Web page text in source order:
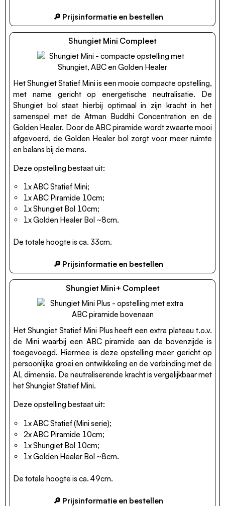
🔎 Prijsinformatie en bestellen
Shungiet Mini Compleet
Het Shungiet Statief Mini is een mooie compacte opstelling,
met name gericht op energetische neutralisatie. De
Shungiet bol staat hierbij optimaal in zijn kracht in het
samenspel met de Atman Buddhi Concentration en de
Golden Healer. Door de ABC piramide wordt zwaarte mooi
afgevoerd, de Golden Healer bol zorgt voor meer ruimte
en balans bij de mens.
Deze opstelling bestaat uit:
1x ABC Statief Mini;
1x ABC Piramide 10cm;
1x Shungiet Bol 10cm;
1x Golden Healer Bol ~8cm.
De totale hoogte is ca. 33cm.
🔎 Prijsinformatie en bestellen
Shungiet Mini+ Compleet
Het Shungiet Statief Mini Plus heeft een extra plateau t.o.v.
de Mini waarbij een ABC piramide aan de bovenzijde is
toegevoegd. Hiermee is deze opstelling meer gericht op
persoonlijke groei en ontwikkeling en de verbinding met de
AL dimensie. De neutraliserende kracht is vergelijkbaar met
het Shungiet Statief Mini.
Deze opstelling bestaat uit:
1x ABC Statief (Mini serie);
2x ABC Piramide 10cm;
1x Shungiet Bol 10cm;
1x Golden Healer Bol ~8cm.
De totale hoogte is ca. 49cm.
🔎 Prijsinformatie en bestellen